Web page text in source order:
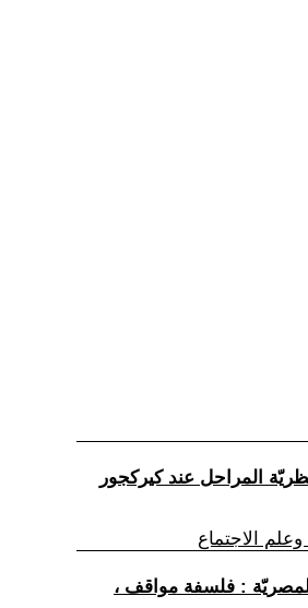
الاجتماع
المصريّة : فلسفة مواقف ،